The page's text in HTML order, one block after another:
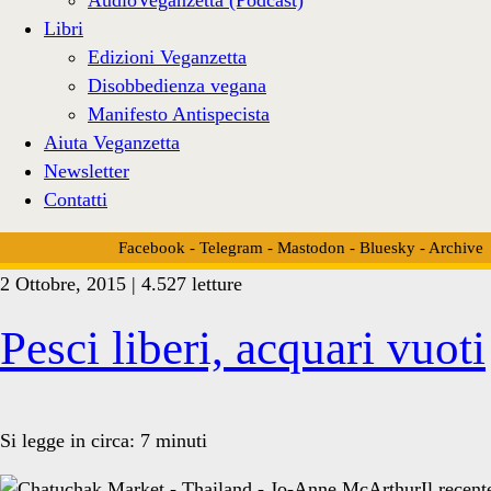
Libri
Edizioni Veganzetta
Disobbedienza vegana
Manifesto Antispecista
Aiuta Veganzetta
Newsletter
Contatti
Facebook - Telegram - Mastodon - Bluesky- Archive
2 Ottobre, 2015 | 4.527 letture
Pesci liberi, acquari vuoti
Si legge in circa: 7 minuti